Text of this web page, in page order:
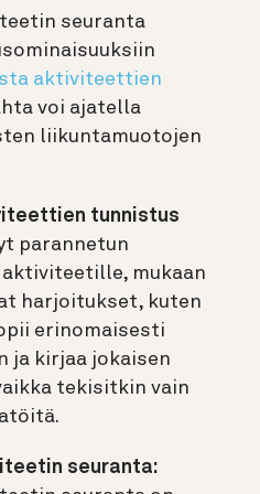
seuranta
aktiviteettien
voi ajatella
liikuntamuotojen
tunnistus
parannetun
mukaan
harjoitukset, kuten
erinomaisesti
ja kirjaa jokaisen
tekisitkin vain
seuranta: